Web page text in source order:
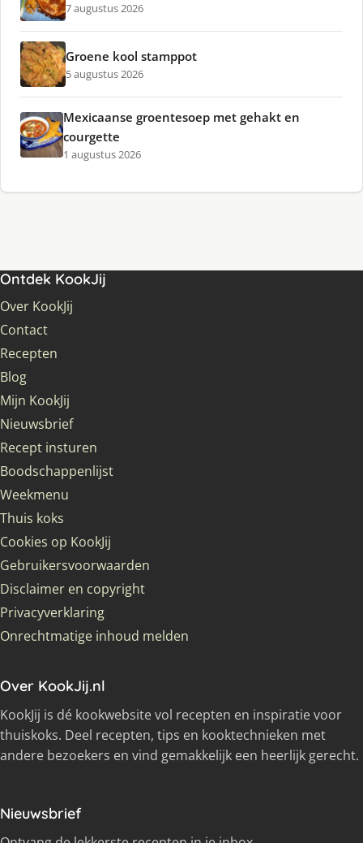
7 augustus 2026
Groene kool stamppot
5 augustus 2026
Mexicaanse groentesoep met gehakt en
courgette
1 augustus 2026
Ontdek KookJij
Over KookJij
Contact
Recepten
Blog
Mijn KookJij
Nieuwsbrief
Recept insturen
Boodschappenlijst
Weekmenu
Thuis koks
Cookies op KookJij
Gebruikersvoorwaarden
Disclaimer en copyright
Privacyverklaring
Onrechtmatige inhoud melden
Over KookJij.nl
KookJij is dé kookwebsite vol recepten en inspiratie voor
thuiskoks. Deel recepten, tips en kooktechnieken met
andere bezoekers en vind gemakkelijk een heerlijk gerecht.
Nieuwsbrief